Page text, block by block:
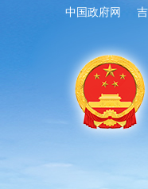
中国政府网